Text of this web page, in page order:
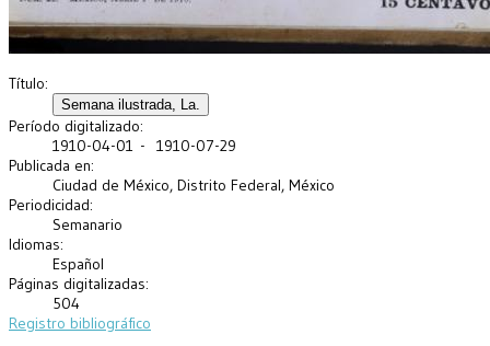
Título:
Período digitalizado:
1910-04-01 - 1910-07-29
Publicada en:
Ciudad de México, Distrito Federal, México
Periodicidad:
Semanario
Idiomas:
Español
Páginas digitalizadas:
504
Registro bibliográfico